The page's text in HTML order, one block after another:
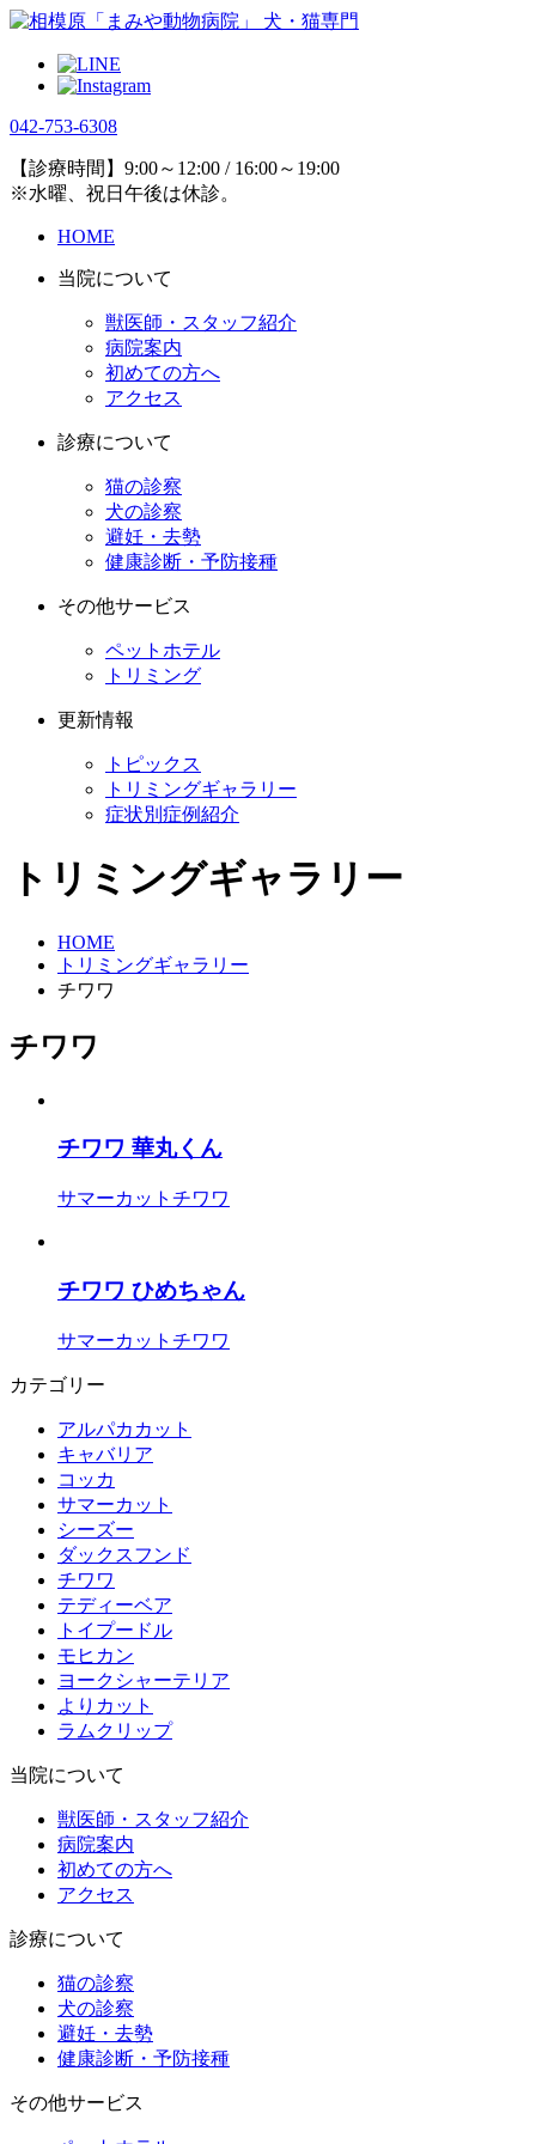
042-753-6308
【診療時間】9:00～12:00 / 16:00～19:00
※水曜、祝日午後は休診。
HOME
当院について
獣医師・スタッフ紹介
病院案内
初めての方へ
アクセス
診療について
猫の診察
犬の診察
避妊・去勢
健康診断・予防接種
その他サービス
ペットホテル
トリミング
更新情報
トピックス
トリミングギャラリー
症状別症例紹介
トリミングギャラリー
HOME
トリミングギャラリー
チワワ
チワワ
チワワ 華丸くん
サマーカット チワワ
チワワ ひめちゃん
サマーカット チワワ
カテゴリー
アルパカカット
キャバリア
コッカ
サマーカット
シーズー
ダックスフンド
チワワ
テディーベア
トイプードル
モヒカン
ヨークシャーテリア
よりカット
ラムクリップ
当院について
獣医師・スタッフ紹介
病院案内
初めての方へ
アクセス
診療について
猫の診察
犬の診察
避妊・去勢
健康診断・予防接種
その他サービス